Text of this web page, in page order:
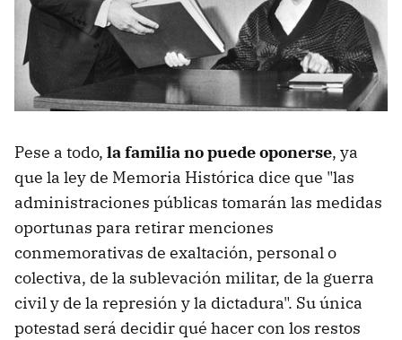
Pese a todo, la familia no puede oponerse, ya
que la ley de Memoria Histórica dice que "las
administraciones públicas tomarán las medidas
oportunas para retirar menciones
conmemorativas de exaltación, personal o
colectiva, de la sublevación militar, de la guerra
civil y de la represión y la dictadura". Su única
potestad será decidir qué hacer con los restos